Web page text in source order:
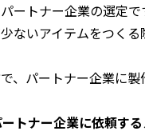
ートナー企業の選定
ないアイテムをつく
、パートナー企業に製
トナー企業に依頼す